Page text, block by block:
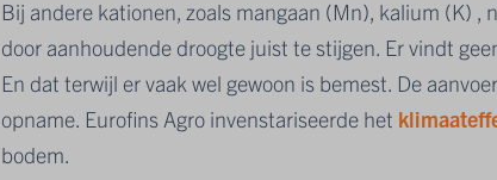
Bij andere kationen, zoals mangaan (Mn), kalium (K) ,
door aanhoudende droogte juist te stijgen. Er vindt
En dat terwijl er vaak wel gewoon is bemest. De
opname. Eurofins Agro invenstariseerde het
bodem.